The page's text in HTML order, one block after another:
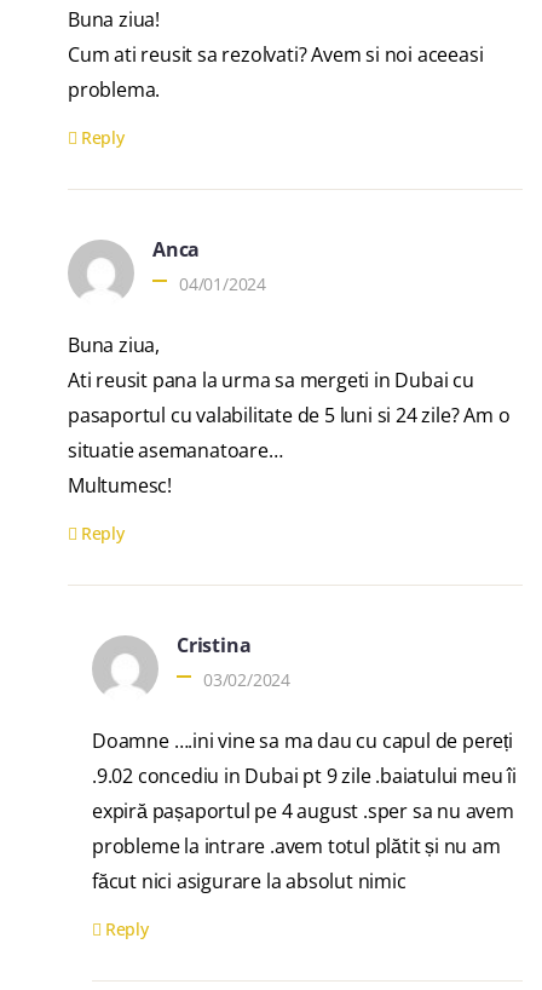
Buna ziua!
Cum ati reusit sa rezolvati? Avem si noi aceeasi
problema.
Reply
Anca
04/01/2024
Buna ziua,
Ati reusit pana la urma sa mergeti in Dubai cu
pasaportul cu valabilitate de 5 luni si 24 zile? Am o
situatie asemanatoare…
Multumesc!
Reply
Cristina
03/02/2024
Doamne ….ini vine sa ma dau cu capul de pereți
.9.02 concediu in Dubai pt 9 zile .baiatului meu îi
expiră pașaportul pe 4 august .sper sa nu avem
probleme la intrare .avem totul plătit și nu am
făcut nici asigurare la absolut nimic
Reply